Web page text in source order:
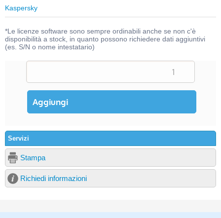
Kaspersky
*Le licenze software sono sempre ordinabili anche se non c'è
disponibilità a stock, in quanto possono richiedere dati aggiuntivi
(es. S/N o nome intestatario)
Servizi
Stampa
Richiedi informazioni